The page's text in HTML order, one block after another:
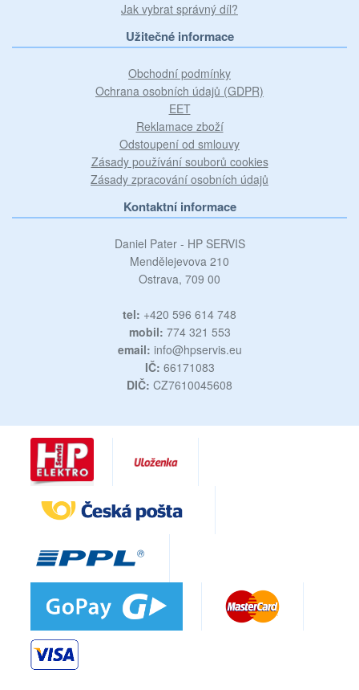
Jak vybrat správný díl?
Užitečné informace
Obchodní podmínky
Ochrana osobních údajů (GDPR)
EET
Reklamace zboží
Odstoupení od smlouvy
Zásady používání souborů cookies
Zásady zpracování osobních údajů
Kontaktní informace
Daniel Pater - HP SERVIS
Mendělejevova 210
Ostrava, 709 00
tel: +420 596 614 748
mobil: 774 321 553
email: info@hpservis.eu
IČ: 66171083
DIČ: CZ7610045608